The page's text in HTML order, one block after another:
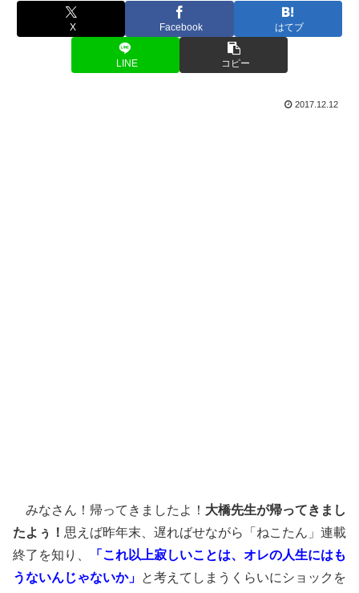
X Facebook はてブ
LINE コピー
2017.12.12
みなさん！帰ってきましたよ！ 大橋先生が帰ってきまし
たよぅ！ 思えば昨年末、遅ればせながら「ねこたん」連載
終了を知り、
「これ以上寂しいことは、オレの人生にはも
うないんじゃないか」 と考えてしまうくらいにショックを